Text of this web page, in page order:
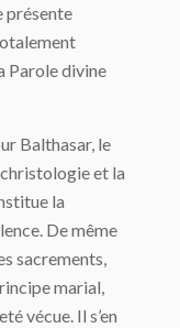
présente
Parole divine
Balthasar, le
et la
la
De même
sacrements,
marial,
vécue. Il s’en